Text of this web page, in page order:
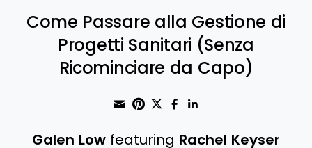
Come Passare alla Gestione di
Progetti Sanitari (Senza
Ricominciare da Capo)
Share through Email
Print this page
Share on Pinterest
Share on Twitter
Share on
Galen Low featuring Rachel Keyser